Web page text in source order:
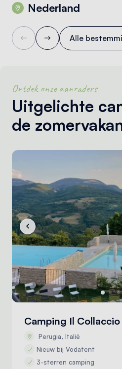
Alle
Nederland
Ontdek onze aanraders
Uitgelichte
de
Camping Il Collaccio
Perugia, Italië
Nieuw bij Vodatent
3-sterren camping